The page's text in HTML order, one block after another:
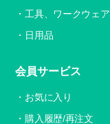
工具、ワークウェア
日用品
会員サービス
お気に入り
購入履歴/再注文